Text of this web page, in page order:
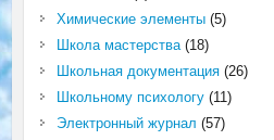
Химические элементы(5)
Школа мастерства(18)
Школьная документация(26)
Школьному психологу(11)
Электронный журнал (57)